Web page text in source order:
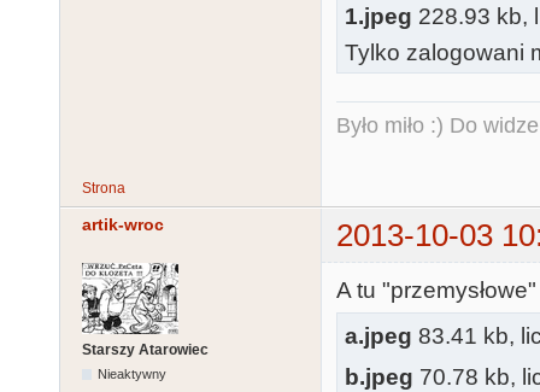
1.jpeg 228.93 kb,
Tylko zalogowani
Było miło :) Do
Strona
artik-wroc 2013-10-03
Starszy Atarowiec
Nieaktywny
A tu
a.jpeg 83.41 kb,
b.jpeg 70.78 kb,